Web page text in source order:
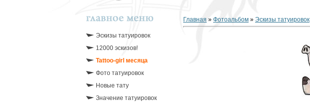
Эскизы татуировок
12000 эскизов!
Tattoo-girl месяца
Фото татуировок
Новые тату
Значение татуировок
Главная » Фотоальбом » Эскизы татуировок